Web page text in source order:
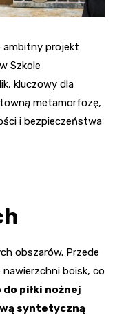
ambitny projekt
Szkole
kluczowy dla
metamorfozę,
i bezpieczeństwa
obszarów. Przede
boisk, co
do piłki nożnej
syntetyczną